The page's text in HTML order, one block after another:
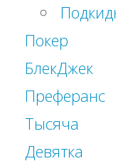
Покер
БлекДжек
Преферанс
Тысяча
Девятка